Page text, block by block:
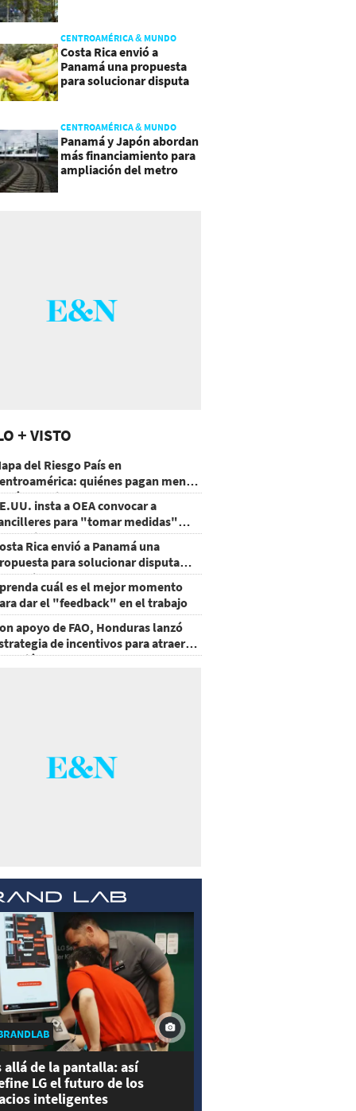
CENTROAMÉRICA & MUNDO
Costa Rica envió a
Panamá una propuesta
para solucionar disputa
CENTROAMÉRICA & MUNDO
Panamá y Japón abordan
más financiamiento para
ampliación del metro
+ VISTO
del Riesgo País en
quiénes pagan menos
mejoraron
insta a OEA convocar a
para "tomar medidas"
Nicaragua
Rica envió a Panamá una
para solucionar disputa
cuál es el mejor momento
dar el "feedback" en el trabajo
apoyo de FAO, Honduras lanzó
de incentivos para atraer
al agro
allá de la pantalla: así
LG el futuro de los
inteligentes